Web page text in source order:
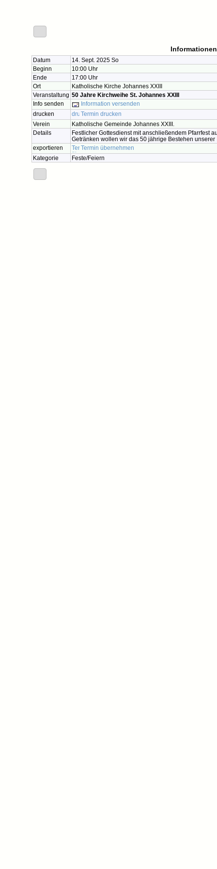
Datum
14. Sept. 2025 So
Beginn
10:00 Uhr
Ende
17:00 Uhr
Ort
Katholische Kirche Johannes XXIII
Veranstaltung 50 Jahre Kirchweihe St. Johannes XXIII
Info senden
Information versenden
drucken
Termin drucken
Verein
Katholische Gemeinde Johannes XXIII.
Details
Festlicher Gottesdienst mit anschließendem Pfarrfest
Getränken wollen wir das 50 jährige Bestehen unserer
exportieren
Termin übernehmen
Kategorie
Feste/Feiern